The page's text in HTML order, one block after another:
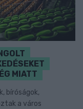
MIATT
bíróságok,
a város